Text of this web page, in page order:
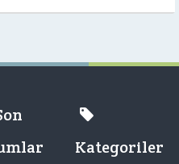
Kategoriler